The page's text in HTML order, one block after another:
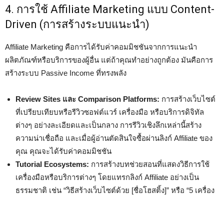
4. การใช้ Affiliate Marketing แบบ Content-
Driven (การสร้างระบบแนะนำ)
Affiliate Marketing คือการได้รับค่าคอมมิชชันจากการแนะนำ
ผลิตภัณฑ์หรือบริการของผู้อื่น แต่ถ้าคุณทำอย่างถูกต้อง มันคือการ
สร้างระบบ Passive Income ที่ทรงพลัง
Review Sites และ Comparison Platforms: การสร้างเว็บไซต์
ที่เปรียบเทียบหรือรีวิวซอฟต์แวร์ เครื่องมือ หรือบริการดิจิทัล
ต่างๆ อย่างละเอียดและเป็นกลาง การรีวิวเชิงลึกเหล่านี้สร้าง
ความน่าเชื่อถือ และเมื่อผู้อ่านตัดสินใจซื้อผ่านลิงก์ Affiliate ของ
คุณ คุณจะได้รับค่าคอมมิชชัน
Tutorial Ecosystems: การสร้างบทช่วยสอนที่แสดงวิธีการใช้
เครื่องมือหรือบริการต่างๆ โดยแทรกลิงก์ Affiliate อย่างเป็น
ธรรมชาติ เช่น “วิธีสร้างเว็บไซต์ด้วย [ชื่อโฮสติ้ง]” หรือ “5 เครื่อง